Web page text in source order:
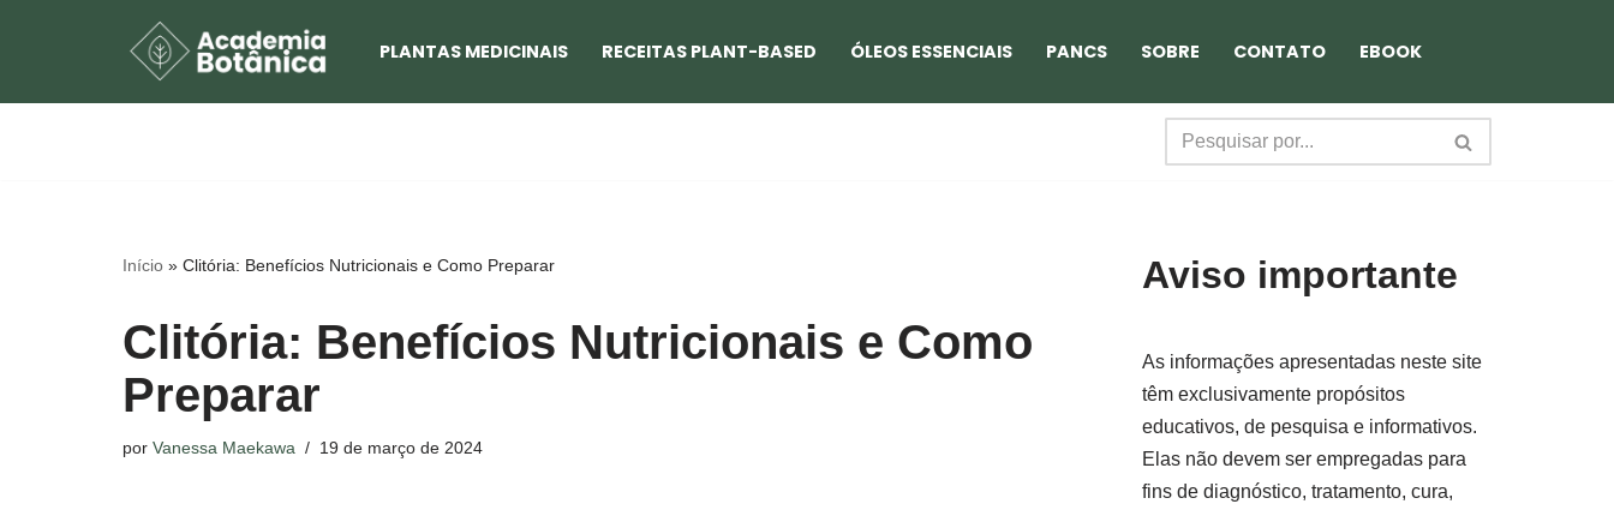
para
PLANTAS MEDICINAIS RECEITAS PLANT-BASED ÓLEOS ESSENCIAIS PANCS SOBRE CONTATO EBOOK
Início » Clitória: Benefícios Nutricionais e Como Preparar
Clitória: Benefícios Nutricionais e Como
Preparar
por Vanessa Maekawa 19 de março de 2024
Aviso importante
As informações apresentadas neste site
têm exclusivamente propósitos
educativos, de pesquisa e informativos.
Elas não devem ser empregadas para
fins de diagnóstico, tratamento, cura,